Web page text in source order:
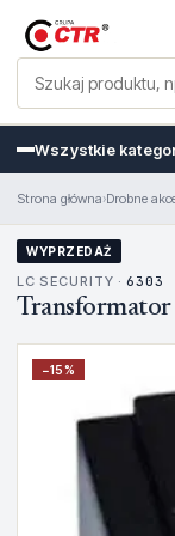
Wszystkie
Strona główna›Drobne
WYPRZEDAŻ
LC SECURITY · 6303
−15%